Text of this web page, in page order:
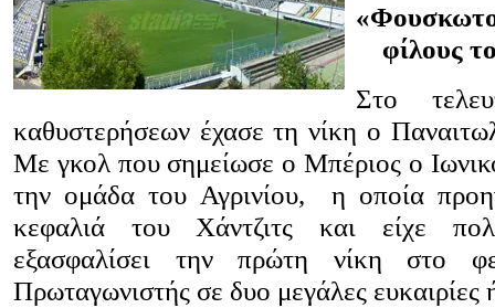
φίλους
Στο
καθυστερήσεων έχασε τη νίκη ο
Με γκολ που σημείωσε ο Μπέριος ο
την ομάδα του Αγρινίου, η οποία
κεφαλιά του Χάντζιτς και είχε
εξασφαλίσει την πρώτη νίκη στο
Πρωταγωνιστής σε δυο μεγάλες